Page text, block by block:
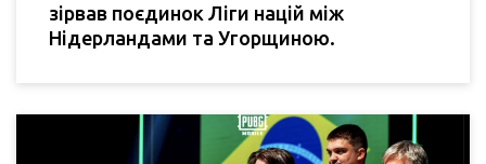
зірвав поєдинок Ліги націй між
Нідерландами та Угорщиною.